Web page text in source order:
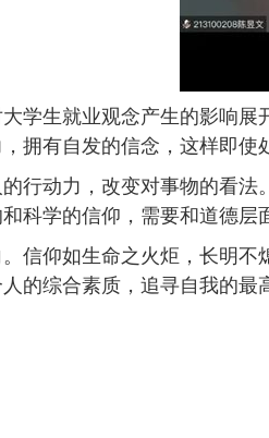
学生就业观念产生的影响
拥有自发的信念，这样即
行动力，改变对事物的看
科学的信仰，需要和道德
信仰如生命之火炬，长明
的综合素质，追寻自我的最